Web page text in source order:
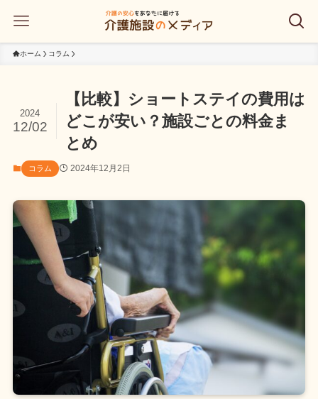
ホーム コラム
【比較】ショートステイの費用は
どこが安い？施設ごとの料金ま
とめ
2024
12/02
コラム 2024年12月2日